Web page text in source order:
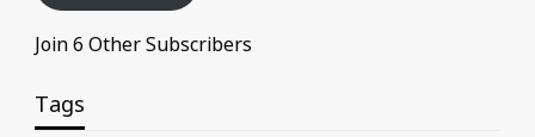
Join 6 Other Subscribers
Tags